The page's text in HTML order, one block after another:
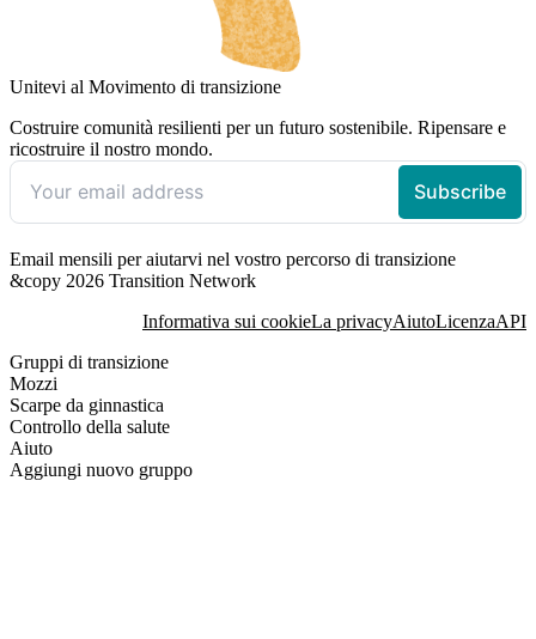
Unitevi al Movimento di transizione
Costruire comunità resilienti per un futuro sostenibile. Ripensare e
ricostruire il nostro mondo.
Email mensili per aiutarvi nel vostro percorso di transizione
&copy 2026 Transition Network
Informativa sui cookieLa privacyAiutoLicenzaAPI
Gruppi di transizione
Mozzi
Scarpe da ginnastica
Controllo della salute
Aiuto
Aggiungi nuovo gruppo